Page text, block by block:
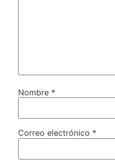
Nombre *
Correo electrónico *